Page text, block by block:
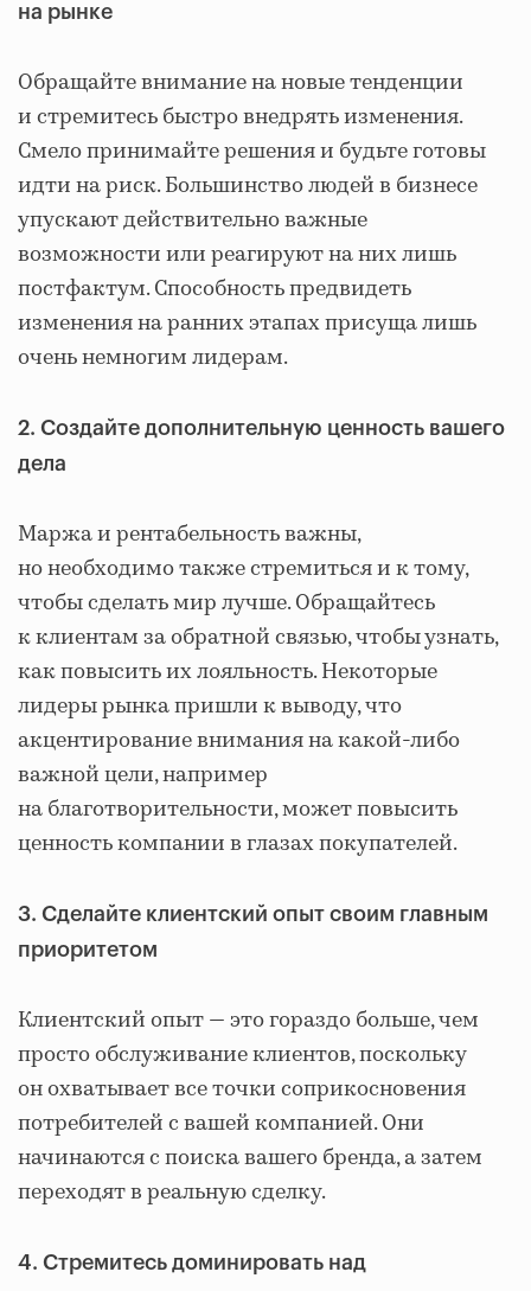
на рынке
Обращайте внимание на новые тенденции
и стремитесь быстро внедрять изменения.
Смело принимайте решения и будьте готовы
идти на риск. Большинство людей в бизнесе
упускают действительно важные
возможности или реагируют на них лишь
постфактум. Способность предвидеть
изменения на ранних этапах присуща лишь
очень немногим лидерам.
2. Создайте дополнительную ценность вашего
дела
Маржа и рентабельность важны,
но необходимо также стремиться и к тому,
чтобы сделать мир лучше. Обращайтесь
к клиентам за обратной связью, чтобы узнать,
как повысить их лояльность. Некоторые
лидеры рынка пришли к выводу, что
акцентирование внимания на какой-либо
важной цели, например
на благотворительности, может повысить
ценность компании в глазах покупателей.
3. Сделайте клиентский опыт своим главным
приоритетом
Клиентский опыт — это гораздо больше, чем
просто обслуживание клиентов, поскольку
он охватывает все точки соприкосновения
потребителей с вашей компанией. Они
начинаются с поиска вашего бренда, а затем
переходят в реальную сделку.
4. Стремитесь доминировать над